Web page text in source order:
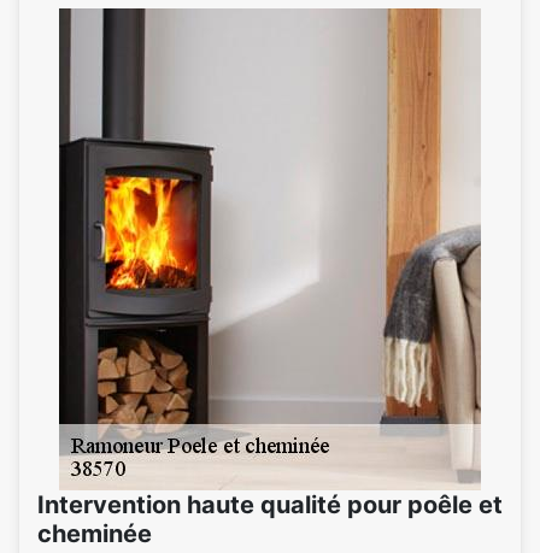
Intervention haute qualité pour poêle et
cheminée